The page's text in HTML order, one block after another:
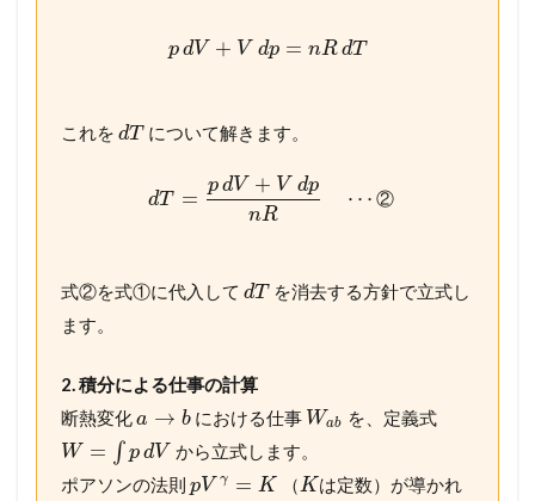
pdV + V dp = nRdT
これを dT について解きます。
dT =
pdV + V dp
nR
⋯ ②
式②を式①に代入して dT を消去する方針で立式し
ます。
2. 積分による仕事の計算
断熱変化 a → b における仕事 Wab を、定義式
W = ∫ pdV から立式します。
ポアソンの法則 pV γ = K （Kは定数）が導かれ